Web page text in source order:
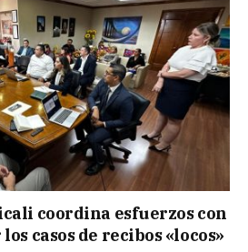
coordina esfuerzos con
casos de recibos «locos»